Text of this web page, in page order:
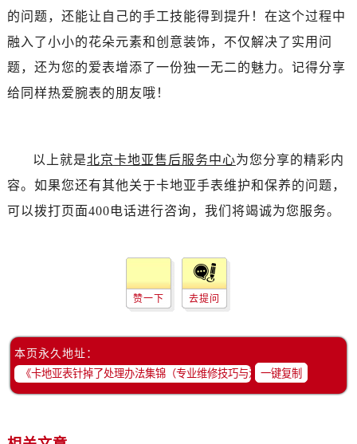
的问题，还能让自己的手工技能得到提升！在这个过程中
融入了小小的花朵元素和创意装饰，不仅解决了实用问
题，还为您的爱表增添了一份独一无二的魅力。记得分享
给同样热爱腕表的朋友哦！
以上就是北京卡地亚售后服务中心为您分享的精彩内
容。如果您还有其他关于卡地亚手表维护和保养的问题，
可以拨打页面400电话进行咨询，我们将竭诚为您服务。
赞一下 去提问
本页永久地址：
一键复制